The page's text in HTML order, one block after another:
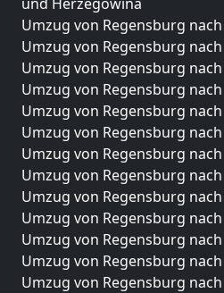
Umzug von Regensburg
Umzug von Regensburg
Umzug von Regensburg
Umzug von Regensburg
Umzug von Regensburg
Umzug von Regensburg
Umzug von Regensburg
Umzug von Regensburg
Umzug von Regensburg
Umzug von Regensburg
Umzug von Regensburg
Umzug von Regensburg
Umzug von Regensburg